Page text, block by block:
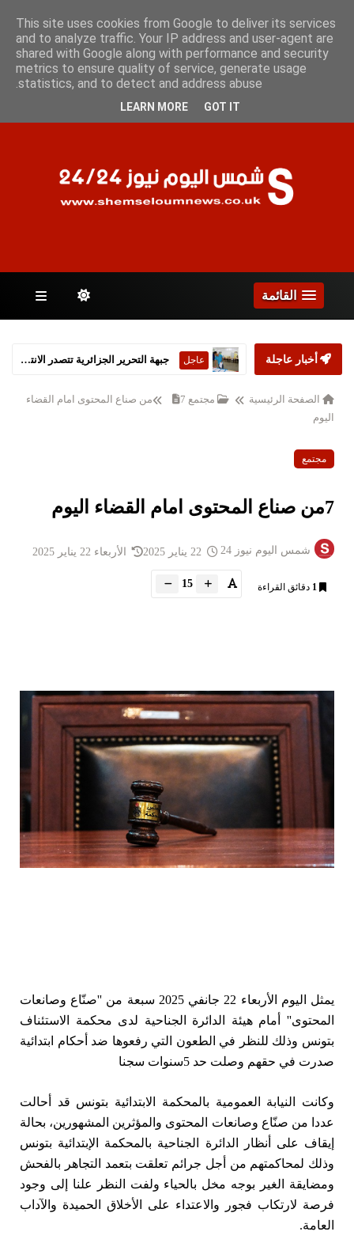
الصفحات
القائمة
أخبار عاجلة عاجل جبهة التحرير الجزائرية تتصدر الانتخابات التشريعية
الصفحة الرئيسية مجتمع
7من صناع المحتوى امام القضاء
اليوم
مجتمع
7من صناع المحتوى امام القضاء اليوم
شمس اليوم نيوز 24 الأربعاء 22 يناير 2025
1 دقائق القراءة 15
يمثل اليوم الأربعاء 22 جانفي 2025 سبعة من ''صنّاع وصانعات
المحتوى'' أمام هيئة الدائرة الجناحية لدى محكمة الاستئناف
بتونس وذلك للنظر في الطعون التي رفعوها ضد أحكام ابتدائية
صدرت في حقهم وصلت حد 5سنوات سجنا
وكانت النيابة العمومية بالمحكمة الابتدائية بتونس قد أحالت
عددا من صنّاع وصانعات المحتوى والمؤثرين المشهورين، بحالة
إيقاف على أنظار الدائرة الجناحية بالمحكمة الإبتدائية بتونس
وذلك لمحاكمتهم من أجل جرائم تعلقت بتعمد التجاهر بالفحش
ومضايقة الغير بوجه مخل بالحياء ولفت النظر علنا إلى وجود
فرصة لارتكاب فجور والاعتداء على الأخلاق الحميدة والآداب
العامة.
This site uses cookies from Google to deliver its services
and to analyze traffic. Your IP address and user-agent are
shared with Google along with performance and security
metrics to ensure quality of service, generate usage
statistics, and to detect and address abuse.
LEARN MORE GOT IT